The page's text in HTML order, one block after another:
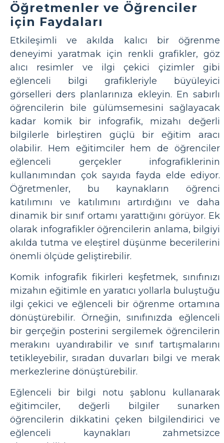
Öğretmenler ve Öğrenciler
için Faydaları
Etkileşimli ve akılda kalıcı bir öğrenme
deneyimi yaratmak için renkli grafikler, göz
alıcı resimler ve ilgi çekici çizimler gibi
eğlenceli bilgi grafikleriyle büyüleyici
görselleri ders planlarınıza ekleyin. En sabırlı
öğrencilerin bile gülümsemesini sağlayacak
kadar komik bir infografik, mizahı değerli
bilgilerle birleştiren güçlü bir eğitim aracı
olabilir. Hem eğitimciler hem de öğrenciler
eğlenceli gerçekler infografiklerinin
kullanımından çok sayıda fayda elde ediyor.
Öğretmenler, bu kaynakların öğrenci
katılımını ve katılımını artırdığını ve daha
dinamik bir sınıf ortamı yarattığını görüyor. Ek
olarak infografikler öğrencilerin anlama, bilgiyi
akılda tutma ve eleştirel düşünme becerilerini
önemli ölçüde geliştirebilir.
Komik infografik fikirleri keşfetmek, sınıfınızı
mizahın eğitimle en yaratıcı yollarla buluştuğu
ilgi çekici ve eğlenceli bir öğrenme ortamına
dönüştürebilir. Örneğin, sınıfınızda eğlenceli
bir gerçeğin posterini sergilemek öğrencilerin
merakını uyandırabilir ve sınıf tartışmalarını
tetikleyebilir, sıradan duvarları bilgi ve merak
merkezlerine dönüştürebilir.
Eğlenceli bir bilgi notu şablonu kullanarak
eğitimciler, değerli bilgiler sunarken
öğrencilerin dikkatini çeken bilgilendirici ve
eğlenceli kaynakları zahmetsizce